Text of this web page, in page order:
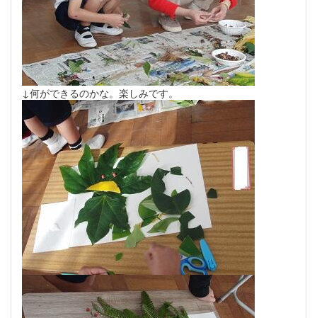
↓何ができるのかな。楽しみです。